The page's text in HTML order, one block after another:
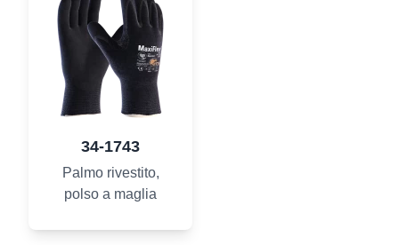
34-1743
Palmo rivestito,
polso a maglia